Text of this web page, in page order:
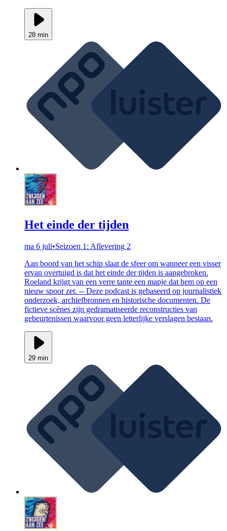
28 min
Het einde der tijden
ma 6 juli•Seizoen 1: Aflevering 2
Aan boord van het schip slaat de sfeer om wanneer een visser
ervan overtuigd is dat het einde der tijden is aangebroken.
Roeland krijgt van een verre tante een mapje dat hem op een
nieuw spoor zet. -- Deze podcast is gebaseerd op journalistiek
onderzoek, archiefbronnen en historische documenten. De
fictieve scènes zijn gedramatiseerde reconstructies van
gebeurtenissen waarvoor geen letterlijke verslagen bestaan.
29 min